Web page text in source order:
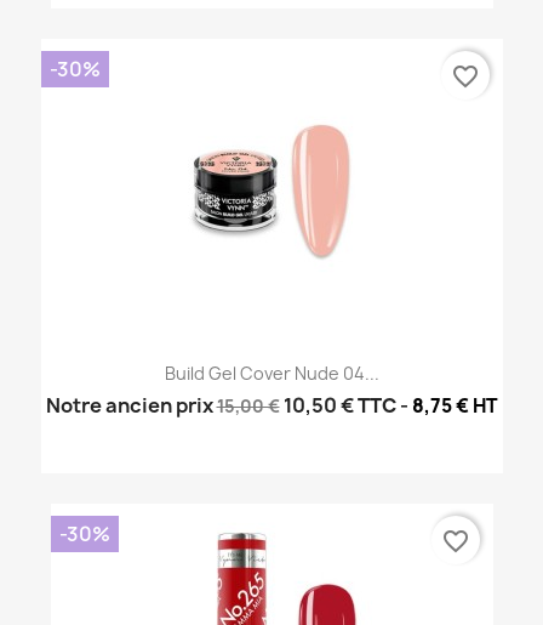
Build Gel Cover Nude 04...
Notre ancien prix15,00 € 10,50 €TTC- 8,75 € HT
-30% favorite_border
-30% favorite_border